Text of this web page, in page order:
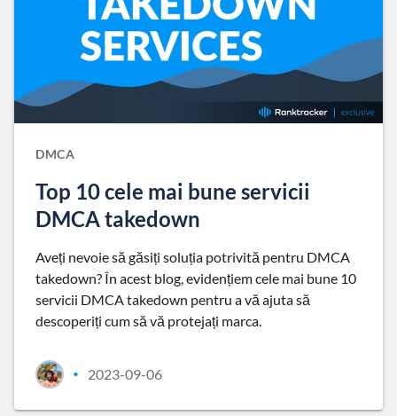
DMCA
Top 10 cele mai bune servicii
DMCA takedown
Aveți nevoie să găsiți soluția potrivită pentru DMCA
takedown? În acest blog, evidențiem cele mai bune 10
servicii DMCA takedown pentru a vă ajuta să
descoperiți cum să vă protejați marca.
• 2023-09-06